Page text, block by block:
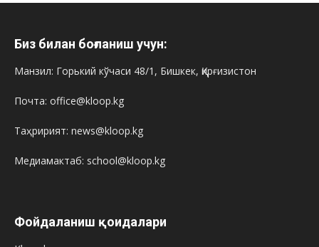
Биз билан боғланиш учун:
Манзил: Горький кўчаси 48/1, Бишкек, Қирғизистон
Почта: office@kloop.kg
Таҳририят: news@kloop.kg
Медиамактаб: school@kloop.kg
Фойдаланиш қоидалари